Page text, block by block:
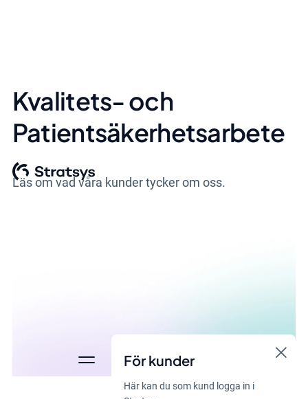
För kunder
Här kan du som kund logga in i
Kvalitets- och
Patientsäkerhetsarbete
Läs om vad våra kunder tycker om oss.